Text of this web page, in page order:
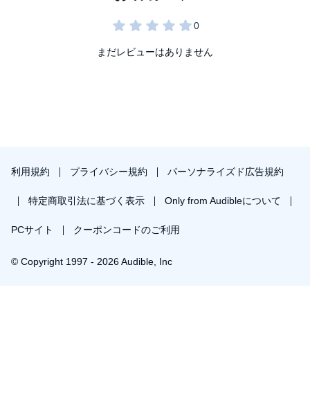
まだレビューはありません
利用規約 プライバシー規約 パーソナライズド広告規約
特定商取引法に基づく表示 Only from Audibleについて
PCサイト クーポンコードのご利用
© Copyright 1997 - 2026 Audible, Inc